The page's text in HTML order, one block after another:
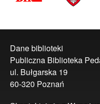
Dane biblioteki
Publiczna Biblioteka
ul. Bułgarska 19
60-320